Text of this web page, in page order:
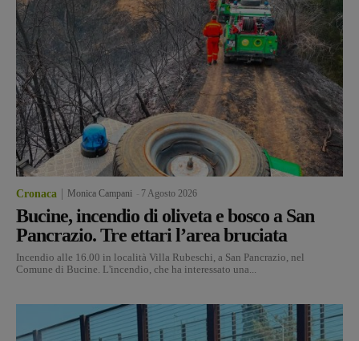
Cronaca Monica Campani 7 Agosto 2026
Bucine, incendio di oliveta e bosco a San
Pancrazio. Tre ettari l’area bruciata
Incendio alle 16.00 in località Villa Rubeschi, a San Pancrazio, nel
Comune di Bucine. L'incendio, che ha interessato una...